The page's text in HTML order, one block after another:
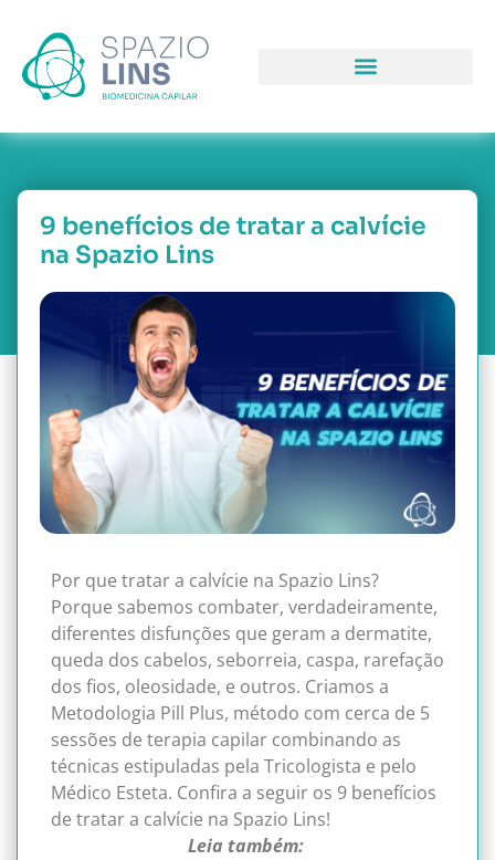
9 benefícios de tratar a calvície
na Spazio Lins
Por que tratar a calvície na Spazio Lins?
Porque sabemos combater, verdadeiramente,
diferentes disfunções que geram a dermatite,
queda dos cabelos, seborreia, caspa, rarefação
dos fios, oleosidade, e outros. Criamos a
Metodologia Pill Plus, método com cerca de 5
sessões de terapia capilar combinando as
técnicas estipuladas pela Tricologista e pelo
Médico Esteta. Confira a seguir os 9 benefícios
de tratar a calvície na Spazio Lins!
Leia também: